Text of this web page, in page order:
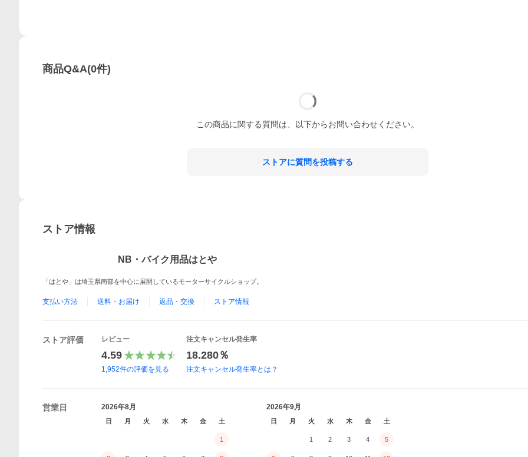
商品Q&A(0件)
この商品に関する質問は、以下からお問い合わせください。
ストアに質問を投稿する
ストア情報
NB・バイク用品はとや
「はとや」は埼玉県南部を中心に展開しているモーターサイクルショップ。
支払い方法 送料・お届け 返品・交換 ストア情報
ストア評価 レビュー
4.59
1,952件の評価を見る
注文キャンセル発生率
18.280％
注文キャンセル発生率とは？
営業日 2026年8月
日 月 火 水 木 金 土
1
2026年9月
日 月 火 水 木 金 土
1 2 3 4 5